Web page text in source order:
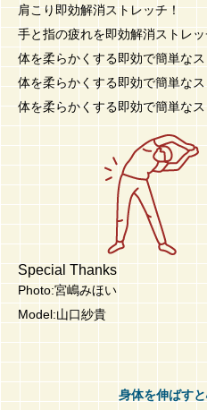
肩こり即効解消ストレッチ！
手と指の疲れを即効解消ストレッ
体を柔らかくする即効で簡単な
体を柔らかくする即効で簡単な
体を柔らかくする即効で簡単な
Special Thanks
Photo:宮嶋みほい
Model:山口紗貴
身体を伸ばす